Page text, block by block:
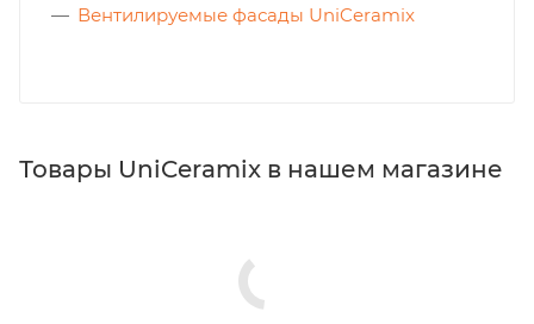
Вентилируемые фасады UniCeramix
Товары UniCeramix в нашем магазине